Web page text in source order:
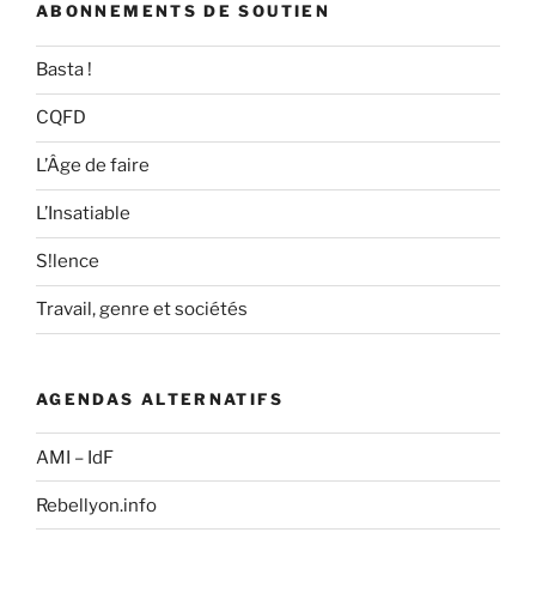
ABONNEMENTS DE SOUTIEN
Basta !
CQFD
L’Âge de faire
L’Insatiable
S!lence
Travail, genre et sociétés
AGENDAS ALTERNATIFS
AMI – IdF
Rebellyon.info